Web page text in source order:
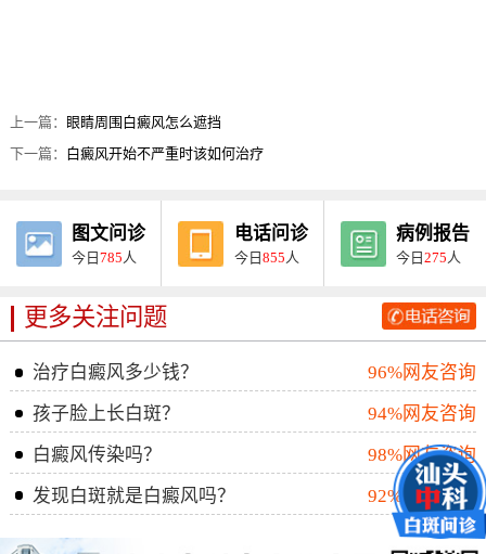
上一篇： 眼睛周围白癜风怎么遮挡
下一篇： 白癜风开始不严重时该如何治疗
图文问诊
今日785 人
电话问诊
今日855 人
病例报告
今日275 人
更多关注问题
治疗白癜风多少钱？
96%网友咨询
孩子脸上长白斑？
94%网友咨询
白癜风传染吗？
98%网友咨询
发现白斑就是白癜风吗？
92%网友咨询